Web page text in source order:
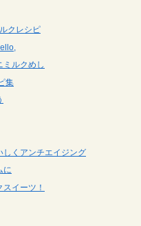
クレシピ
ミルクめし
集
しくアンチエイジング
に
イーツ！